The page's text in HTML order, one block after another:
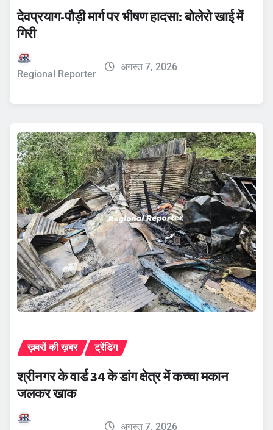
देवप्रयाग-पौड़ी मार्ग पर भीषण हादसा: बोलेरो खाई में
गिरी
Regional Reporter
अगस्त 7, 2026
ख़बरों की ख़बर ट्रेंडिंग
श्रीनगर के वार्ड 34 के डांग क्षेत्र में कच्चा मकान
जलकर खाक
अगस्त 7, 2026